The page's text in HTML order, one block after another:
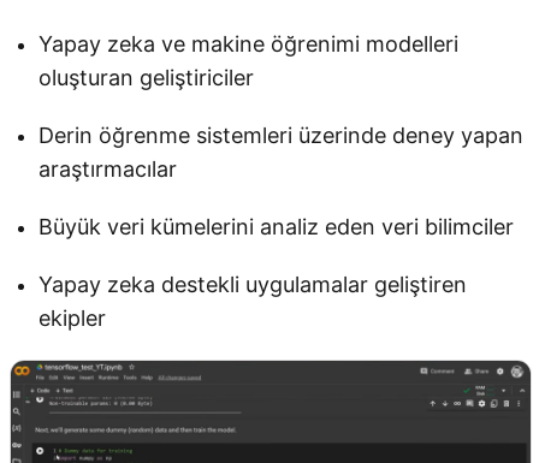
Yapay zeka ve makine öğrenimi modelleri
oluşturan geliştiriciler
Derin öğrenme sistemleri üzerinde deney yapan
araştırmacılar
Büyük veri kümelerini analiz eden veri bilimciler
Yapay zeka destekli uygulamalar geliştiren
ekipler